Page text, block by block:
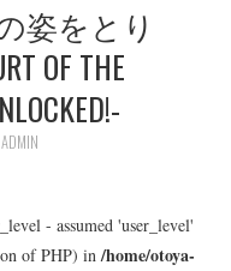
姿をとり
OF THE
ADMIN
- assumed 'user_level'
of PHP) in/home/otoya-